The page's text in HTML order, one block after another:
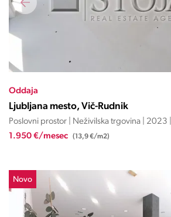
Oddaja
Ljubljana mesto, Vič-Rudnik
Poslovni prostor | Neživilska trgovina | 2023
1.950 €/mesec (13,9 €/m2)
Novo